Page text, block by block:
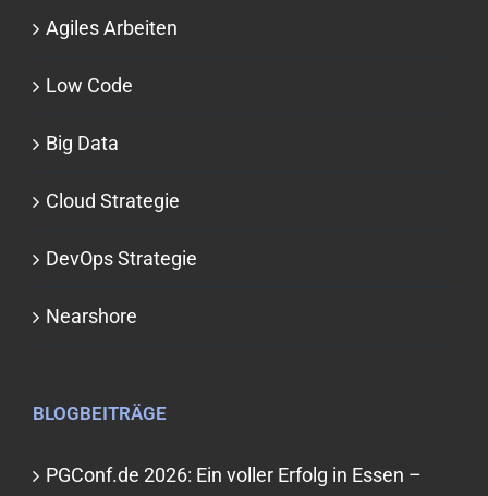
Agiles Arbeiten
Low Code
Big Data
Cloud Strategie
DevOps Strategie
Nearshore
BLOGBEITRÄGE
PGConf.de 2026: Ein voller Erfolg in Essen –